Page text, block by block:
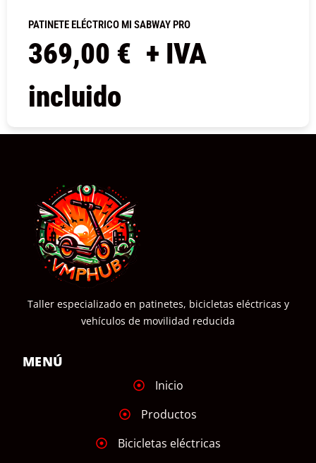
PATINETE ELÉCTRICO MI SABWAY PRO
369,00 € + IVA
incluido
Taller especializado en patinetes, bicicletas eléctricas y
vehículos de movilidad reducida
MENÚ
Inicio
Productos
Bicicletas eléctricas